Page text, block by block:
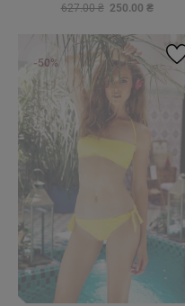
627.00 ₴ 250.00 ₴
-50%